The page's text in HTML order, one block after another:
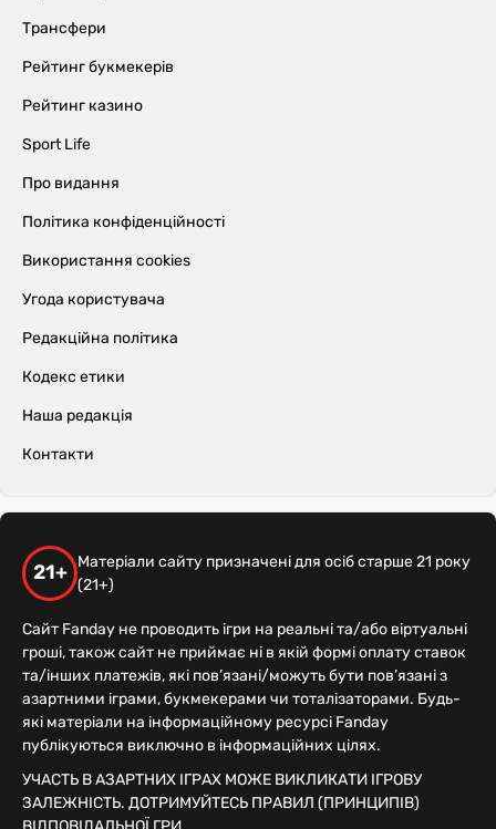
Трансфери
Рейтинг букмекерів
Рейтинг казино
Sport Life
Про видання
Політика конфіденційності
Використання cookies
Угода користувача
Редакційна політика
Кодекс етики
Наша редакція
Контакти
21+
Матеріали сайту призначені для осіб старше 21 року
(21+)
Сайт Fanday не проводить ігри на реальні та/або віртуальні
гроші, також сайт не приймає ні в якій формі оплату ставок
та/інших платежів, які пов’язані/можуть бути пов’язані з
азартними іграми, букмекерами чи тоталізаторами. Будь-
які матеріали на інформаційному ресурсі Fanday
публікуються виключно в інформаційних цілях.
УЧАСТЬ В АЗАРТНИХ ІГРАХ МОЖЕ ВИКЛИКАТИ ІГРОВУ
ЗАЛЕЖНІСТЬ. ДОТРИМУЙТЕСЬ ПРАВИЛ (ПРИНЦИПІВ)